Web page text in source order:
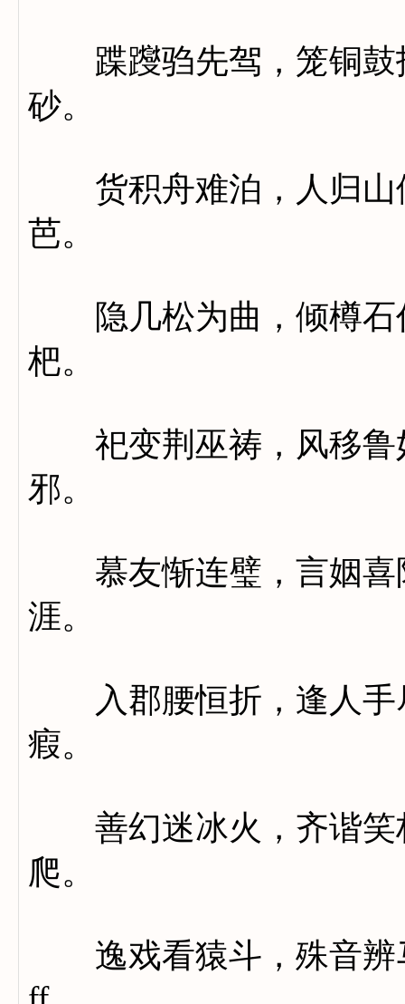
蹀躞驺先驾，笼铜鼓
砂。
货积舟难泊，人归山
芭。
隐几松为曲，倾樽石
杷。
祀变荆巫祷，风移鲁
邪。
慕友惭连璧，言姻喜
涯。
入郡腰恒折，逢人手
瘕。
善幻迷冰火，齐谐笑
爬。
逸戏看猿斗，殊音辨